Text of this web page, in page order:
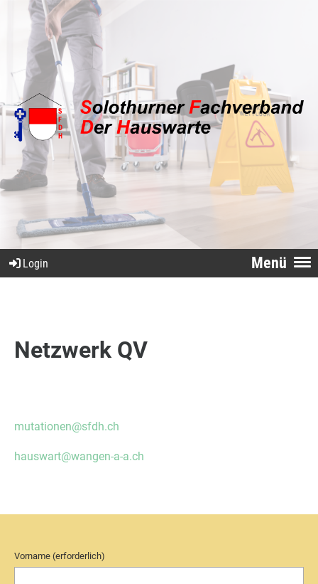
Menü
Login
Netzwerk QV
mutationen@sfdh.ch
hauswart@wangen-a-a.ch
Vorname (erforderlich)